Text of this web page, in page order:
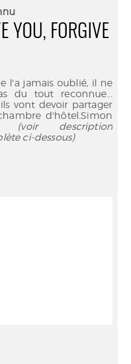
mail
YOU, FORGIVE
l'a jamais oublié, il ne
du tout reconnue...
vont devoir partager
d'hôtel.Simon
(voir description
ci-dessous)